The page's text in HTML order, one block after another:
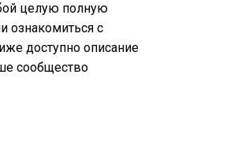
целую полную
ознакомиться с
доступно описание
сообщество